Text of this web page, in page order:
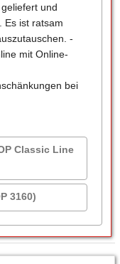
und
Es ist ratsam
-
mit Online-
bei
Classic Line
3160)